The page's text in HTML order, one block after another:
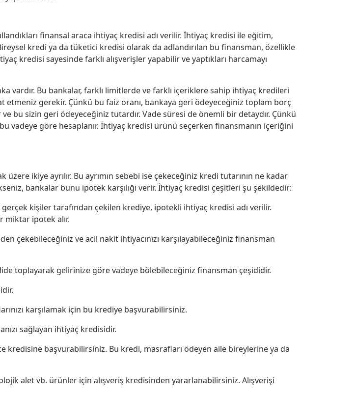
finansal araca ihtiyaç kredisi adı verilir. İhtiyaç kredisi ile eğitim,
kredi ya da tüketici kredisi olarak da adlandırılan bu finansman, özellikle
kredisi sayesinde farklı alışverişler yapabilir ve yaptıkları harcamayı
vardır. Bu bankalar, farklı limitlerde ve farklı içeriklere sahip ihtiyaç kredileri
etmeniz gerekir. Çünkü bu faiz oranı, bankaya geri ödeyeceğiniz toplam borç
bu sizin geri ödeyeceğiniz tutardır. Vade süresi de önemli bir detaydır. Çünkü
vadeye göre hesaplanır. İhtiyaç kredisi ürünü seçerken finansmanın içeriğini
ikiye ayrılır. Bu ayrımın sebebi ise çekeceğiniz kredi tutarının ne kadar
bankalar bunu ipotek karşılığı verir. İhtiyaç kredisi çeşitleri şu şekildedir:
gerçek kişiler tarafından çekilen krediye, ipotekli ihtiyaç kredisi adı verilir.
miktar ipotek alır.
çekebileceğiniz ve acil nakit ihtiyacınızı karşılayabileceğiniz finansman
toplayarak gelirinize göre vadeye bölebileceğiniz finansman çeşididir.
karşılamak için bu krediye başvurabilirsiniz.
sağlayan ihtiyaç kredisidir.
kredisine başvurabilirsiniz. Bu kredi, masrafları ödeyen aile bireylerine ya da
alet vb. ürünler için alışveriş kredisinden yararlanabilirsiniz. Alışverişi